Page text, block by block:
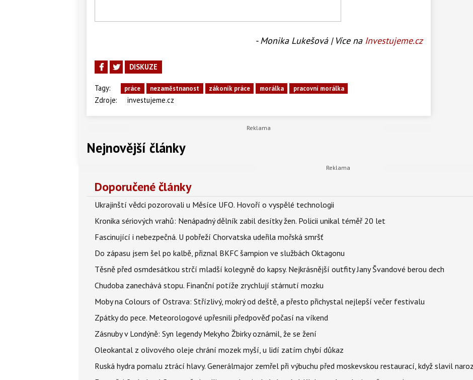
- Monika Lukešová | Více na Investujeme.cz
DISKUZE
Tagy: práce nezaměstnanost zákoník práce morálka pracovní morálka
Zdroje: investujeme.cz
Nejnovější články
Doporučené články
Ukrajinští vědci pozorovali u Měsíce UFO. Hovoří o vyspělé technologii
Kronika sériových vrahů: Nenápadný dělník zabil desítky žen. Policii unikal téměř 20 let
Fascinující i nebezpečná. U pobřeží Chorvatska udeřila mořská smršť
Do zápasu jsem šel po kalbě, přiznal BKFC šampion ve službách Oktagonu
Těsně před osmdesátkou strčí mladší kolegyně do kapsy. Nejkrásnější outfity Jany Švandové berou dech
Chudoba zanechává stopu. Finanční potíže zrychlují stárnutí mozku
Moby na Colours of Ostrava: Střízlivý, mokrý od deště, a přesto přichystal nejlepší večer festivalu
Zpátky do pece. Meteorologové upřesnili předpověď počasí na víkend
Zásnuby v Londýně: Syn legendy Mekyho Žbirky oznámil, že se žení
Oleokantal z olivového oleje chrání mozek myší, u lidí zatím chybí důkaz
Ruská hydra pomalu ztrácí hlavy. Generálmajor zemřel při výbuchu před moskevskou restaurací, když slavil